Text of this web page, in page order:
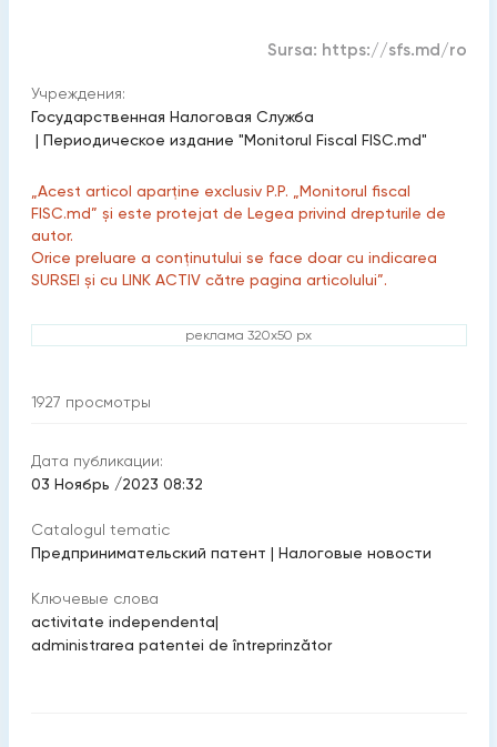
Sursa: https://sfs.md/ro
Учреждения:
Государственная Налоговая Служба
| Периодическое издание "Monitorul Fiscal FISC.md"
„Acest articol aparține exclusiv P.P. „Monitorul fiscal
FISC.md” și este protejat de Legea privind drepturile de
autor.
Orice preluare a conținutului se face doar cu indicarea
SURSEI și cu LINK ACTIV către pagina articolului”.
реклама 320x50 px
1927 просмотры
Дата публикации:
03 Ноябрь /2023 08:32
Catalogul tematic
Предпринимательский патент | Налоговые новости
Ключевые слова
activitate independenta|
administrarea patentei de întreprinzător